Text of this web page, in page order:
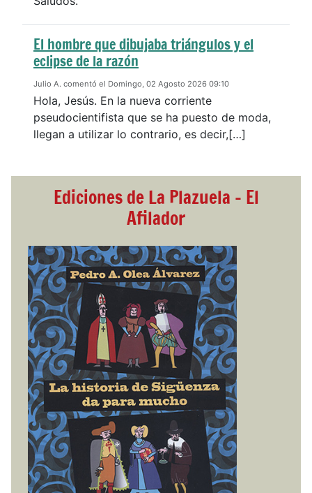
El hombre que dibujaba triángulos y el
eclipse de la razón
Julio A. comentó el Domingo, 02 Agosto 2026 09:10
Hola, Jesús. En la nueva corriente
pseudocientifista que se ha puesto de moda,
llegan a utilizar lo contrario, es decir,[…]
Ediciones de La Plazuela - El
Afilador